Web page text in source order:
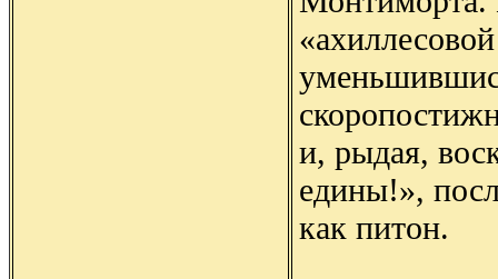
и, рыдая,
едины!»,
как питон.